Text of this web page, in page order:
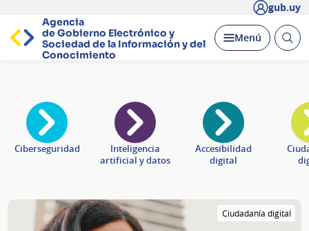
gub.uy
Agencia
de Gobierno Electrónico y
Sociedad de la Información y del
Conocimiento
Desplegar
Menú Abrir
Página
principal
Ciberseguridad
Inteligencia
artificial y datos
Accesibilidad
digital
Ciudadanía digital